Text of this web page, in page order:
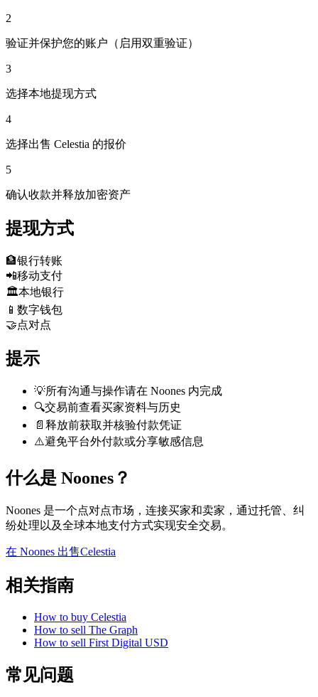
2
验证并保护您的账户（启用双重验证）
3
选择本地提现方式
4
选择出售 Celestia 的报价
5
确认收款并释放加密资产
提现方式
🏦银行转账
📲移动支付
🏛️本地银行
📱 数字钱包
🤝点对点
提示
💡所有沟通与操作请在 Noones 内完成
🔍交易前查看买家资料与历史
📄 释放前获取并核验付款凭证
⚠️避免平台外付款或分享敏感信息
什么是 Noones？
Noones 是一个点对点市场，连接买家和卖家，通过托管、纠
纷处理以及全球本地支付方式实现安全交易。
在 Noones 出售Celestia
相关指南
How to buy Celestia
How to sell The Graph
How to sell First Digital USD
常见问题